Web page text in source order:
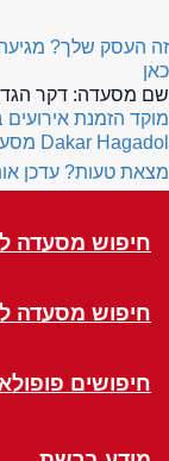
זה העסק שלך?
כאן
שם מסעדה: דקר
מוקד הזמנת
Dakar Hagadol
מצאת טעות? עדכן
חיפוש מסעדה
חיפוש מסעדה
חיפושים